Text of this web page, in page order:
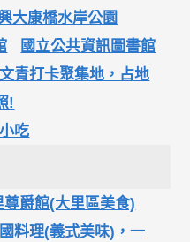
大康橋水岸公園
國立公共資訊圖書館
青打卡聚集地，占地
!
吃
爵館(大里區美食)
料理(義式美味)，一